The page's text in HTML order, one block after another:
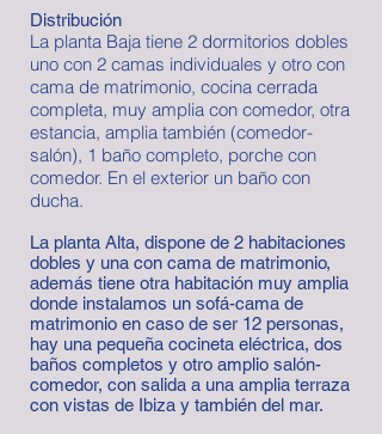
Distribución
La planta Baja tiene 2 dormitorios dobles
uno con 2 camas individuales y otro con
cama de matrimonio, cocina cerrada
completa, muy amplia con comedor, otra
estancia, amplia también (comedor-
salón), 1 baño completo, porche con
comedor. En el exterior un baño con
ducha.
La planta Alta, dispone de 2 habitaciones
dobles y una con cama de matrimonio,
además tiene otra habitación muy amplia
donde instalamos un sofá-cama de
matrimonio en caso de ser 12 personas,
hay una pequeña cocineta eléctrica, dos
baños completos y otro amplio salón-
comedor, con salida a una amplia terraza
con vistas de Ibiza y también del mar.